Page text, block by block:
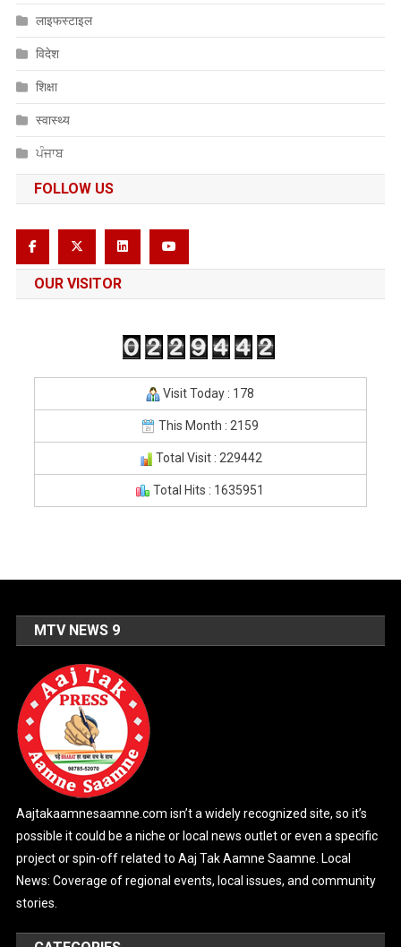
लाइफस्टाइल
विदेश
शिक्षा
स्वास्थ्य
ਪੰਜਾਬ
FOLLOW US
OUR VISITOR
Visit Today : 178
This Month : 2159
Total Visit : 229442
Total Hits : 1635951
MTV NEWS 9
Aajtakaamnesaamne.com isn’t a widely recognized site, so it’s
possible it could be a niche or local news outlet or even a specific
project or spin-off related to Aaj Tak Aamne Saamne. Local
News: Coverage of regional events, local issues, and community
stories.